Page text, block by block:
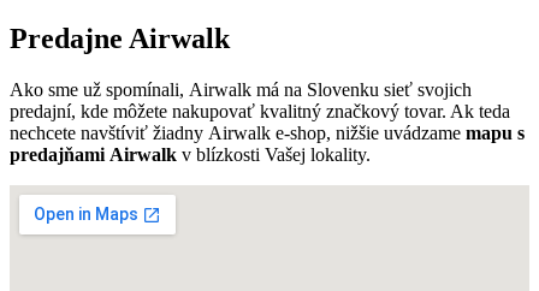
Predajne Airwalk
Ako sme už spomínali, Airwalk má na Slovenku sieť svojich
predajní, kde môžete nakupovať kvalitný značkový tovar. Ak teda
nechcete navštíviť žiadny Airwalk e-shop, nižšie uvádzame mapu s
predajňami Airwalk v blízkosti Vašej lokality.